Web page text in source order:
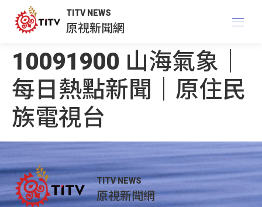
TITV NEWS
原視新聞網
10091900 山海氣象｜
每日熱點新聞｜原住民
族電視台
TITV NEWS
原視新聞網